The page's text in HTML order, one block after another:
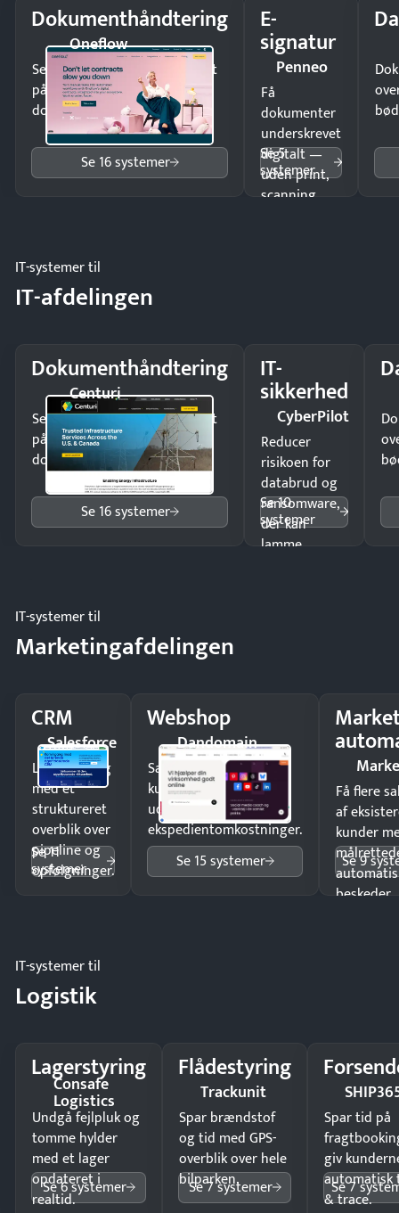
Dokumenthåndtering
Oneflow
Send kontrakter til underskrift
på minutter og mist ingen
dokumenter.
Se 16 systemer
E-
signatur
Penneo
Få
dokumenter
underskrevet
digitalt —
uden print,
scanning
Se 5
systemer
IT-systemer til
IT-afdelingen
Dokumenthåndtering
Centuri
Send kontrakter til underskrift
på minutter og mist ingen
dokumenter.
Se 16 systemer
IT-
sikkerhed
CyberPilot
Reducer
risikoen for
databrud og
ransomware,
der kan
lamme
Se 10
systemer
IT-systemer til
Marketingafdelingen
CRM
Salesforce
Luk flere salg
med et
struktureret
overblik over
pipeline og
opfølgninger.
Se 11
systemer
Webshop
Dandomain
Sælg produkter 24/7 til
kunder i hele landet
uden
ekspedientomkostninger.
Se 15 systemer
Få flere
af
kunder
beskeder.
Se 9
IT-systemer til
Logistik
Lagerstyring
Consafe
Logistics
Undgå fejlpluk og
tomme hylder
med et lager
opdateret i
realtid.
Se 6 systemer
Flådestyring
Trackunit
Spar brændstof
og tid med GPS-
overblik over hele
bilparken.
Se 7 systemer
Spar tid på
giv
automatisk
& trace.
Se 7